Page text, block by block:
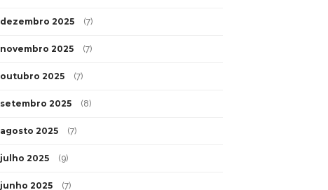
dezembro 2025 (7)
novembro 2025 (7)
outubro 2025 (7)
setembro 2025 (8)
agosto 2025 (7)
julho 2025 (9)
junho 2025 (7)